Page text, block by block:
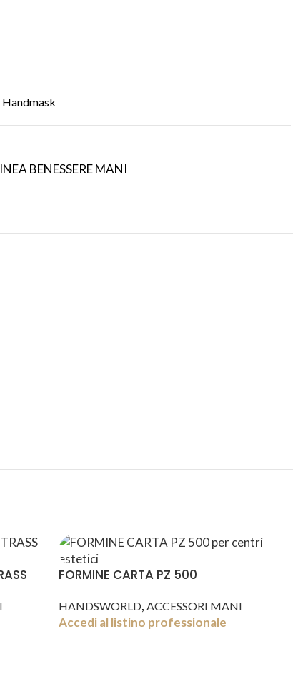
BENESSERE MANI
FORMINE CARTA PZ 500
HANDSWORLD, ACCESSORI MANI
Accedi al listino professionale